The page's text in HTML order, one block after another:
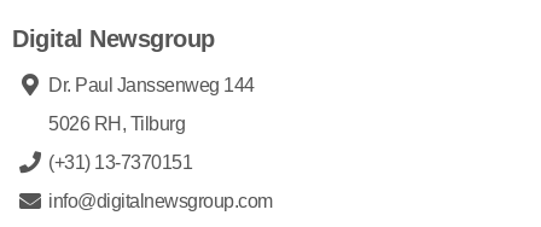
Digital Newsgroup
Dr. Paul Janssenweg 144
5026 RH, Tilburg
(+31) 13-7370151
info@digitalnewsgroup.com